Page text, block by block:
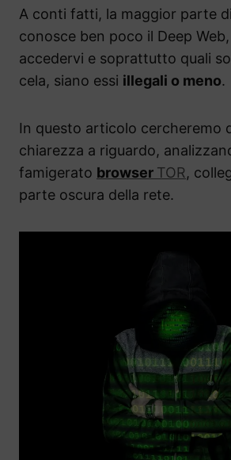
A conti fatti, la maggior parte
conosce ben poco il Deep
accedervi e soprattutto quali
cela, siano essi illegali o meno.
In questo articolo cercheremo
chiarezza a riguardo,
famigerato browser TOR,
parte oscura della rete.